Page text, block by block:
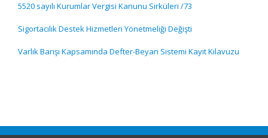
5520 sayılı Kurumlar Vergisi Kanunu Sirküleri /73
Sigortacılık Destek Hizmetleri Yönetmeliği Değişti
Varlık Barışı Kapsamında Defter-Beyan Sistemi Kayıt Kılavuzu